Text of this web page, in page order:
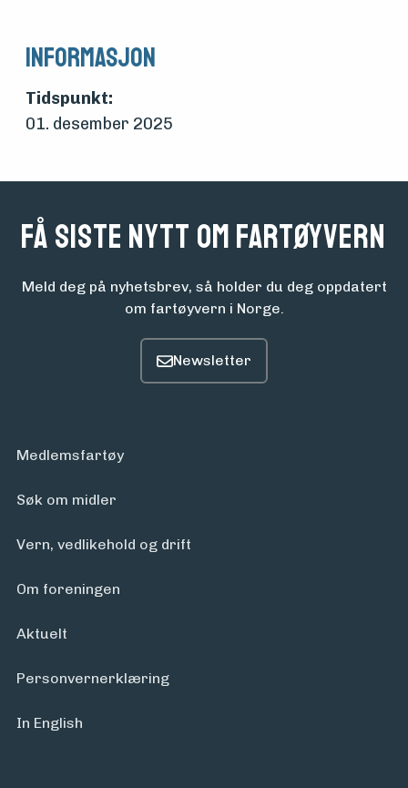
Informasjon
Tidspunkt:
01. desember 2025
Få siste nytt om fartøyvern
Meld deg på nyhetsbrev, så holder du deg oppdatert
om fartøyvern i Norge.
Medlemsfartøy
Søk om midler
Vern, vedlikehold og drift
Om foreningen
Aktuelt
Personvern­erklæring
In English